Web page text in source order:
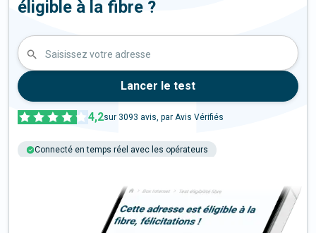
éligible à la fibre ?
Saisissez votre adresse
Lancer le test
4,2sur 3093 avis, par Avis Vérifiés
Connecté en temps réel avec les opérateurs